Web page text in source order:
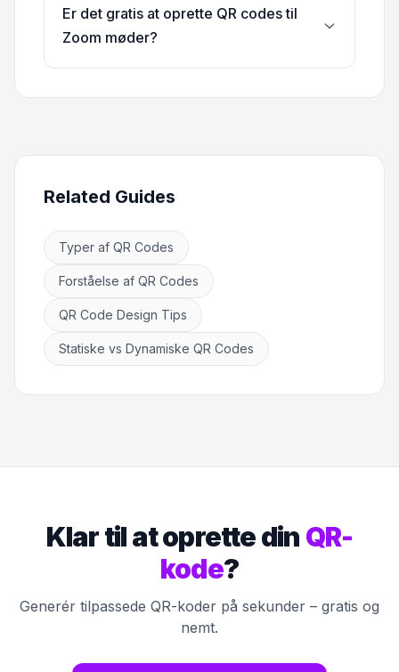
Er det gratis at oprette QR codes til
Zoom møder?
Related Guides
Typer af QR Codes
Forståelse af QR Codes
QR Code Design Tips
Statiske vs Dynamiske QR Codes
Klar til at oprette din QR-
kode?
Generér tilpassede QR-koder på sekunder – gratis og
nemt.